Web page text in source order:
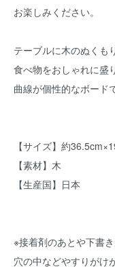
お楽しみください。
テーブルに木のぬくも
食べ物をおしゃれに盛
曲線が個性的なボード
【サイズ】約
【素材】木
【生産国】日本
※接着剤のあとや下書
穴の中などやすりがけ